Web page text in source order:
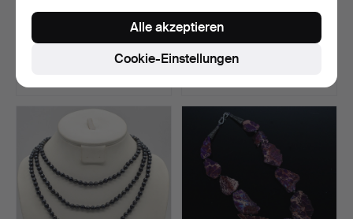
DESIGNER COLLIER MIT
EINEM AQUA MARIN UND
…Beendet 28. Jul 2026
EDELSTEINMIXCOLLIER,
POLIERTE SCHEIBEN,
TR…
Beendet 28. Jul 2026
1 Gebot
Cookie-Einstellungen
Alle akzeptieren